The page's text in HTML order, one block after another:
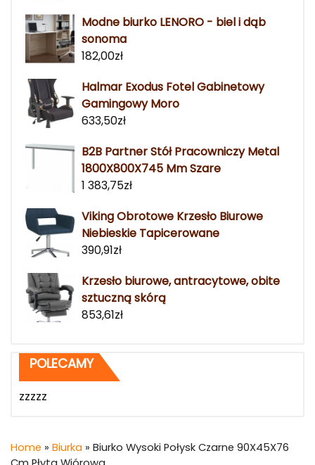
Modne biurko LENORO - biel i dąb
sonoma
182,00zł
Halmar Exodus Fotel Gabinetowy
Gamingowy Moro
633,50zł
B2B Partner Stół Pracowniczy Metal
1800X800X745 Mm Szare
1 383,75zł
Viking Obrotowe Krzesło Biurowe
Niebieskie Tapicerowane
390,91zł
Krzesło biurowe, antracytowe, obite
sztuczną skórą
853,61zł
POLECAMY
zzzzz
Home » Biurka » Biurko Wysoki Połysk Czarne 90X45X76